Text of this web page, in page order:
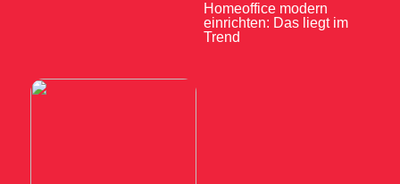
Homeoffice modern
einrichten: Das liegt im
Trend